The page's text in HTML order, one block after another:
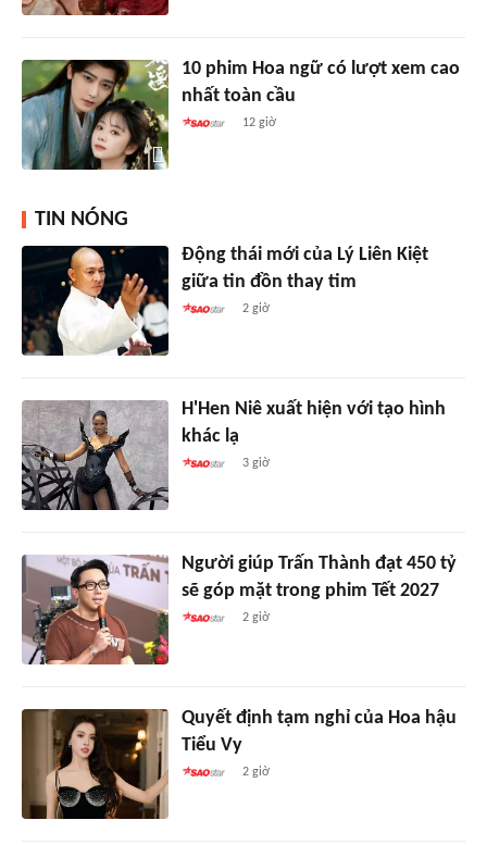
10 phim Hoa ngữ có lượt xem cao
nhất toàn cầu
12 giờ
TIN NÓNG
Động thái mới của Lý Liên Kiệt
giữa tin đồn thay tim
2 giờ
H'Hen Niê xuất hiện với tạo hình
khác lạ
3 giờ
Người giúp Trấn Thành đạt 450 tỷ
sẽ góp mặt trong phim Tết 2027
2 giờ
Quyết định tạm nghỉ của Hoa hậu
Tiểu Vy
2 giờ